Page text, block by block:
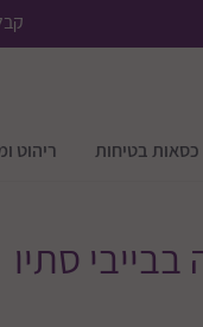
כסאות בטיחות ריהוט
סתיו